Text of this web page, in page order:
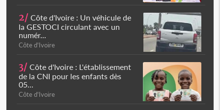
2/ Côte d'Ivoire : Un véhicule de
la GESTOCI circulant avec un
numér...
Côte d'Ivoire
3/ Côte d'Ivoire : L'établissement
de la CNI pour les enfants dès
05...
Côte d'Ivoire